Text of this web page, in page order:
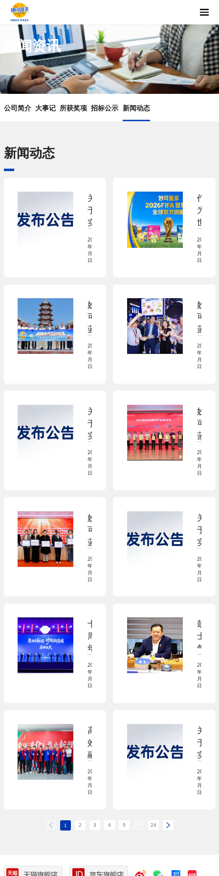
新闻资讯
公司简介 大事记 所获奖项 招标公示 新闻动态
新闻动态
关
于
实
新
版
准
的
公
告
(0
6
2026
年06
月23
日
作
为
世
杯
官
品
牌，
妙
可
蓝
多
世
界
舞
台！
2026
年06
月17
日
妙
可
蓝
多
与
华
达
成
战
略
合
作，
消
费
与
文
旅
I
P“双
创”
新
范
2026
年06
月04
日
妙
可
蓝
多
亮
相
6
焙
烤
展，
系
列
明
星
产
品
成
米
其
厨
“专
宠”
2026
年05
月21
日
关
于
实
施
新
版
准
的
公
告
2026
年05
月18
日
妙
可
蓝
多
荣
获
标
协
会
“A
A
A
名
商
标
品
牌”
2026
年05
月09
日
妙
可
蓝
荣
获
企
业
文
化
优
秀
特
等
奖
2026
年05
月06
日
关
于
实
新
版
准
的
公
告
（2
0
0
3
1
9）
2026
年03
月19
日
十
周
年
庆
典
上，
多
发
布
“1
3
4
2026
年03
月18
日
鼓
士
气，
振
军
心，
始，
蒙
牛
集
团
总
2026
年02
月27
日
高
效
融
合，
打
造
公
E
2026
年01
月28
日
关
于
实
施
新
版
2026
年01
月27
日
1 2 3 4 5 24